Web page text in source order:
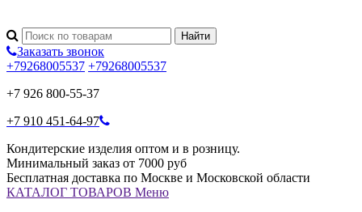
Заказать звонок
+79268005537 +79268005537
+7 926 800-55-37
+7 910 451-64-97
Кондитерские изделия оптом и в розницу.
Минимальный заказ от 7000 руб
Бесплатная доставка по Москве и Московской области
КАТАЛОГ ТОВАРОВ Меню